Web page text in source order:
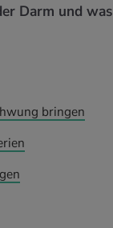
Darm und was
bringen